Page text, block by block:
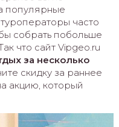
популярные
часто
собрать побольше
что сайт Vipgeo.ru
за несколько
скидку за раннее
акцию, который